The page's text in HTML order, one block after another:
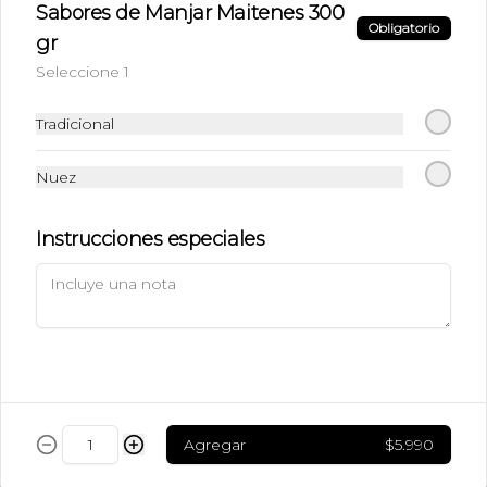
$6.990
Shot Ristreto + Leche + Syrup + Hielo
$5.490
Sabores de Manjar Maitenes 300
gr
Obligatorio
Seleccione 1
Tradicional
Nuez
Instrucciones especiales
Agregar $5.990